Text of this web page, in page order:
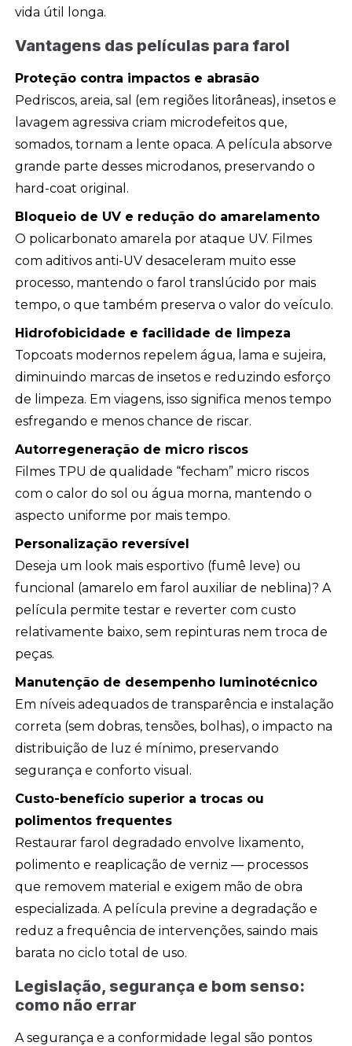
vida útil longa.
Vantagens das películas para farol
Proteção contra impactos e abrasão
Pedriscos, areia, sal (em regiões litorâneas), insetos e
lavagem agressiva criam microdefeitos que,
somados, tornam a lente opaca. A película absorve
grande parte desses microdanos, preservando o
hard-coat original.
Bloqueio de UV e redução do amarelamento
O policarbonato amarela por ataque UV. Filmes
com aditivos anti-UV desaceleram muito esse
processo, mantendo o farol translúcido por mais
tempo, o que também preserva o valor do veículo.
Hidrofobicidade e facilidade de limpeza
Topcoats modernos repelem água, lama e sujeira,
diminuindo marcas de insetos e reduzindo esforço
de limpeza. Em viagens, isso significa menos tempo
esfregando e menos chance de riscar.
Autorregeneração de micro riscos
Filmes TPU de qualidade “fecham” micro riscos
com o calor do sol ou água morna, mantendo o
aspecto uniforme por mais tempo.
Personalização reversível
Deseja um look mais esportivo (fumê leve) ou
funcional (amarelo em farol auxiliar de neblina)? A
película permite testar e reverter com custo
relativamente baixo, sem repinturas nem troca de
peças.
Manutenção de desempenho luminotécnico
Em níveis adequados de transparência e instalação
correta (sem dobras, tensões, bolhas), o impacto na
distribuição de luz é mínimo, preservando
segurança e conforto visual.
Custo-benefício superior a trocas ou
polimentos frequentes
Restaurar farol degradado envolve lixamento,
polimento e reaplicação de verniz — processos
que removem material e exigem mão de obra
especializada. A película previne a degradação e
reduz a frequência de intervenções, saindo mais
barata no ciclo total de uso.
Legislação, segurança e bom senso:
como não errar
A segurança e a conformidade legal são pontos